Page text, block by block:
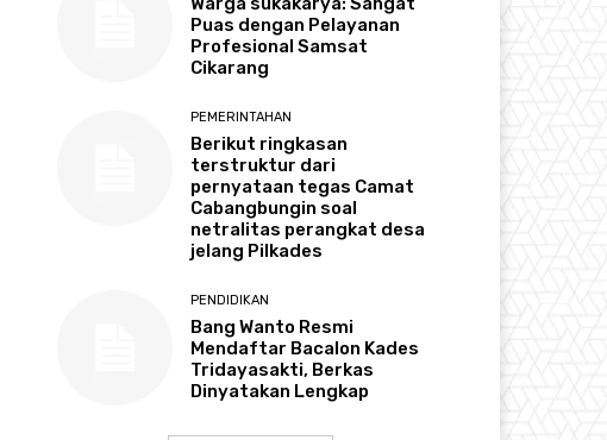
Puas dengan Pelayanan
Profesional Samsat
Cikarang
PEMERINTAHAN
Berikut ringkasan
terstruktur dari
pernyataan tegas Camat
Cabangbungin soal
netralitas perangkat desa
jelang Pilkades
PENDIDIKAN
Bang Wanto Resmi
Mendaftar Bacalon Kades
Tridayasakti, Berkas
Dinyatakan Lengkap